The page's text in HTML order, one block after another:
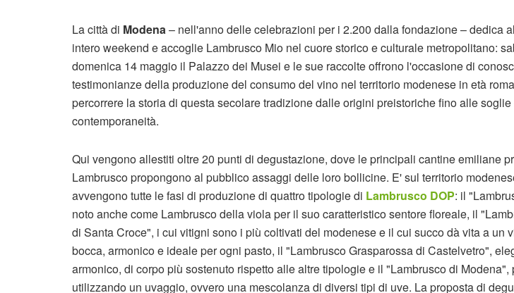
La città di Modena– nell'anno delle celebrazioni per i 2.200 dalla fondazione – dedica al
intero weekend e accoglie Lambrusco Mio nel cuore storico e culturale metropolitano:
domenica 14 maggio il Palazzo dei Musei e le sue raccolte offrono l'occasione di
testimonianze della produzione del consumo del vino nel territorio modenese in età
percorrere la storia di questa secolare tradizione dalle origini preistoriche fino alle
contemporaneità.
Qui vengono allestiti oltre 20 punti di degustazione, dove le principali cantine emiliane
Lambrusco propongono al pubblico assaggi delle loro bollicine. E' sul territorio
avvengono tutte le fasi di produzione di quattro tipologie di Lambrusco DOP: il
noto anche come Lambrusco della viola per il suo caratteristico sentore floreale, il
di Santa Croce", i cui vitigni sono i più coltivati del modenese e il cui succo dà vita a un
bocca, armonico e ideale per ogni pasto, il "Lambrusco Grasparossa di Castelvetro",
armonico, di corpo più sostenuto rispetto alle altre tipologie e il "Lambrusco di Modena",
utilizzando un uvaggio, ovvero una mescolanza di diversi tipi di uve. La proposta di